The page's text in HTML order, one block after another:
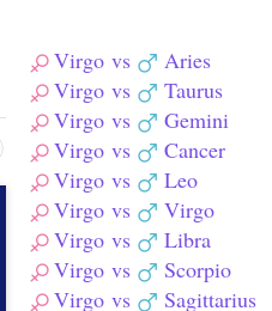
Virgo vs
Aries
Virgo vs
Taurus
Virgo vs
Gemini
Virgo vs
Cancer
Virgo vs
Leo
Virgo vs
Virgo
Virgo vs
Libra
Virgo vs
Scorpio
Virgo vs
Sagittarius